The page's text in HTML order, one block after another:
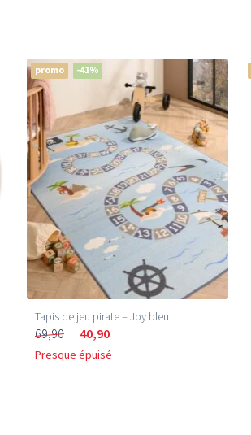
promo -41%
Tapis de jeu pirate – Joy bleu
69,90 40,90
Presque épuisé